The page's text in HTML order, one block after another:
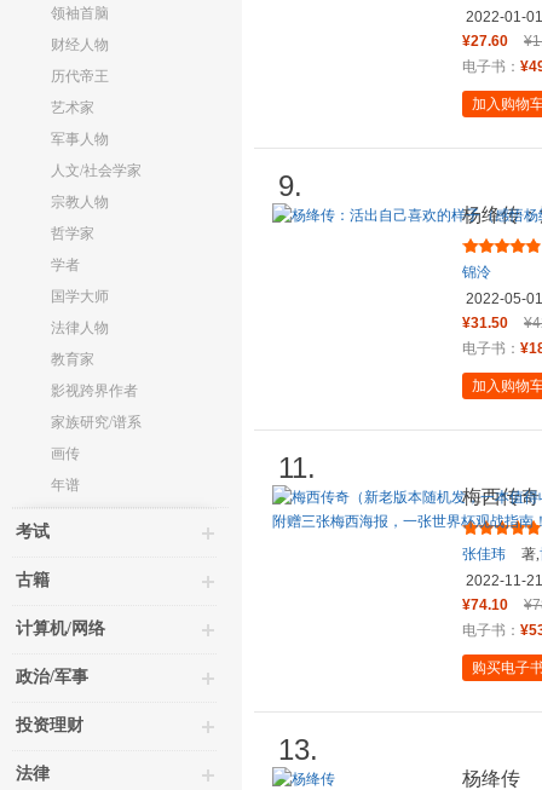
领袖首脑
财经人物
历代帝王
艺术家
军事人物
人文/社会学家
宗教人物
哲学家
学者
国学大师
法律人物
教育家
影视跨界作者
家族研究/谱系
画传
年谱
考试
古籍
计算机/网络
政治/军事
投资理财
法律
2022-01-01
¥27.60
电子书：
加入购物
9.
杨绛传
先生的
锦泠
2022-05-01
¥31.50
电子书：
加入购物
11.
梅西传
藏的梅
张佳玮 著,
2022-11-21
¥74.10
电子书：
购买电子
13.
杨绛传